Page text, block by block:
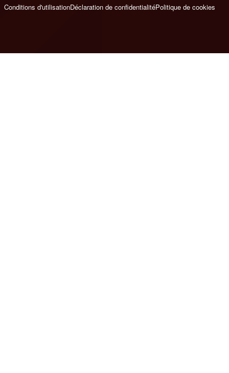
Conditions d'utilisationDéclaration de confidentialitéPolitique de cookies